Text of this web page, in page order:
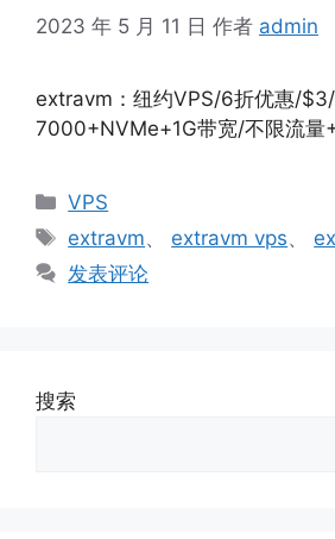
2023 年 5 月 11 日 作者 admin
extravm：纽约VPS/6折优惠/
7000+NVMe+1G带宽/不限流量
分
类
VPS
标
签
extravm、 extravm vps、
发表评论
搜索